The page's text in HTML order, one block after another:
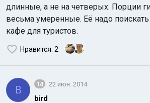
длинные, а не на четверых. Порции
весьма умеренные. Её надо
кафе для туристов.
Нравится: 2
B 14 22 июн. 2014
bird